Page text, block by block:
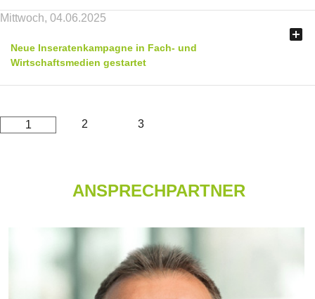
Mittwoch, 04.06.2025
Neue Inseratenkampagne in Fach- und
Wirtschaftsmedien gestartet

1 2 3
ANSPRECHPARTNER